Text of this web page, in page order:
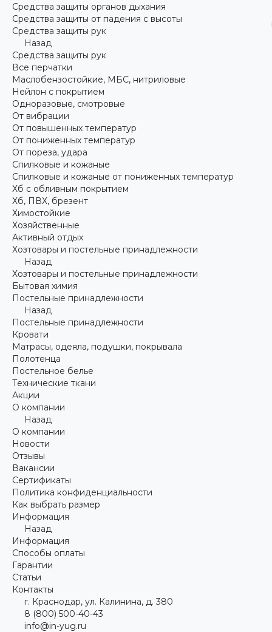
Средства защиты органов дыхания
Средства защиты от падения с высоты
Средства защиты рук
Назад
Средства защиты рук
Все перчатки
Маслобензостойкие, МБС, нитриловые
Нейлон с покрытием
Одноразовые, смотровые
От вибрации
От повышенных температур
От пониженных температур
От пореза, удара
Спилковые и кожаные
Спилковые и кожаные от пониженных температур
Хб с обливным покрытием
Хб, ПВХ, брезент
Химостойкие
Хозяйственные
Активный отдых
Хозтовары и постельные принадлежности
Назад
Хозтовары и постельные принадлежности
Бытовая химия
Постельные принадлежности
Назад
Постельные принадлежности
Кровати
Матрасы, одеяла, подушки, покрывала
Полотенца
Постельное белье
Технические ткани
Акции
О компании
Назад
О компании
Новости
Отзывы
Вакансии
Сертификаты
Политика конфиденциальности
Как выбрать размер
Информация
Назад
Информация
Способы оплаты
Гарантии
Статьи
Контакты
г. Краснодар, ул. Калинина, д. 380
8 (800) 500-40-43
info@in-yug.ru